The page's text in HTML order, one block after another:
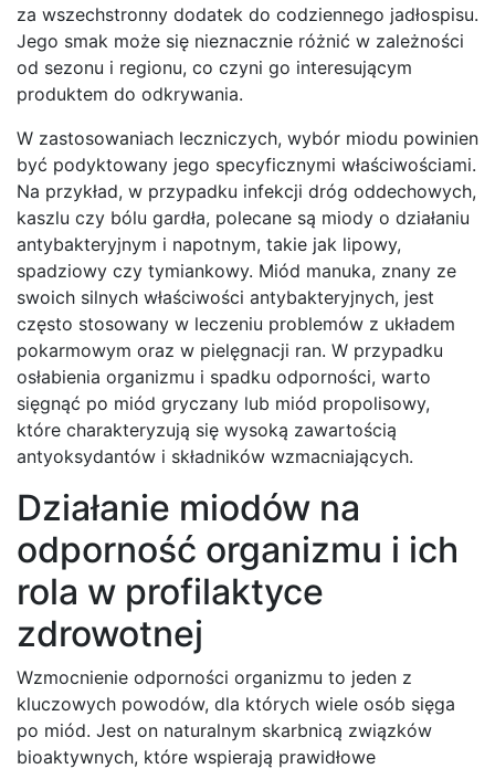
za wszechstronny dodatek do codziennego jadłospisu.
Jego smak może się nieznacznie różnić w zależności
od sezonu i regionu, co czyni go interesującym
produktem do odkrywania.
W zastosowaniach leczniczych, wybór miodu powinien
być podyktowany jego specyficznymi właściwościami.
Na przykład, w przypadku infekcji dróg oddechowych,
kaszlu czy bólu gardła, polecane są miody o działaniu
antybakteryjnym i napotnym, takie jak lipowy,
spadziowy czy tymiankowy. Miód manuka, znany ze
swoich silnych właściwości antybakteryjnych, jest
często stosowany w leczeniu problemów z układem
pokarmowym oraz w pielęgnacji ran. W przypadku
osłabienia organizmu i spadku odporności, warto
sięgnąć po miód gryczany lub miód propolisowy,
które charakteryzują się wysoką zawartością
antyoksydantów i składników wzmacniających.
Działanie miodów na
odporność organizmu i ich
rola w profilaktyce
zdrowotnej
Wzmocnienie odporności organizmu to jeden z
kluczowych powodów, dla których wiele osób sięga
po miód. Jest on naturalnym skarbnicą związków
bioaktywnych, które wspierają prawidłowe